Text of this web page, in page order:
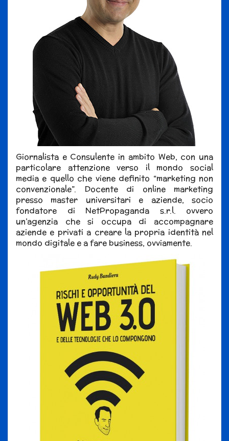
Giornalista e Consulente in ambito Web, con una
particolare attenzione verso il mondo social
media e quello che viene definito “marketing non
convenzionale”. Docente di online marketing
presso master universitari e aziende, socio
fondatore di NetPropaganda s.r.l. ovvero
un’agenzia che si occupa di accompagnare
aziende e privati a creare la propria identità nel
mondo digitale e a fare business, ovviamente.